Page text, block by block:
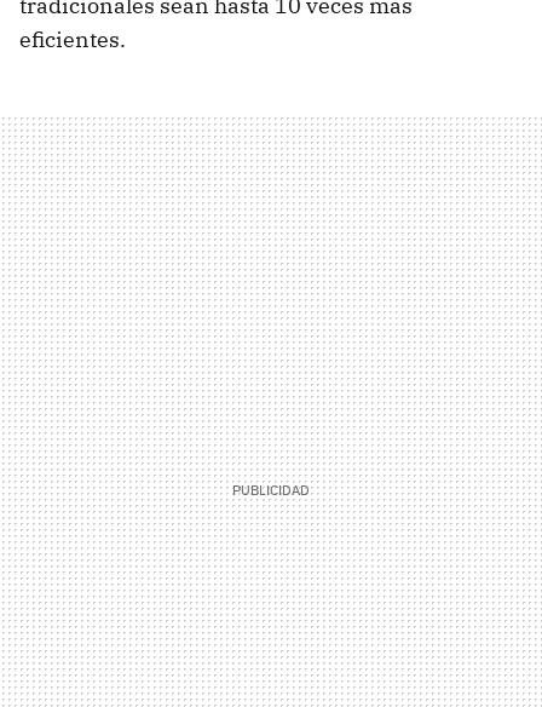
eficientes.